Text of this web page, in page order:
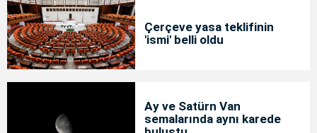
Çerçeve yasa teklifinin
'ismi' belli oldu
Ay ve Satürn Van
semalarında aynı karede